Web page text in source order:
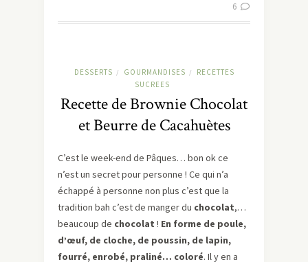
6
DESSERTS / GOURMANDISES /
RECETTES
SUCREES
Recette de Brownie Chocolat
et Beurre de Cacahuètes
C’est le week-end de Pâques… bon ok ce
n’est un secret pour personne ! Ce qui n’a
échappé à personne non plus c’est que la
tradition bah c’est de manger du chocolat,…
beaucoup de chocolat ! En forme de poule,
d’œuf, de cloche, de poussin, de lapin,
fourré, enrobé, praliné… coloré. Il y en a